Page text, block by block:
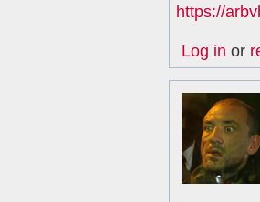
https://
Log in or